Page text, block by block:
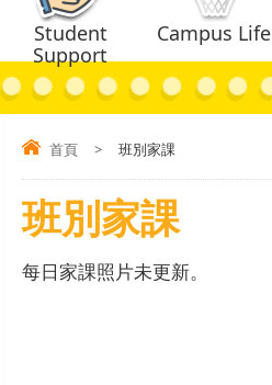
Student
Support
Campus Life
首頁 > 班別家課
班別家課
每日家課照片未更新。